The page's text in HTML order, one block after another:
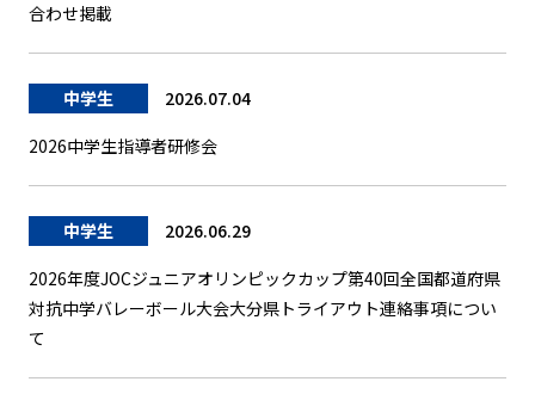
合わせ掲載
中学生 2026.07.04
2026中学生指導者研修会
中学生 2026.06.29
2026年度JOCジュニアオリンピックカップ第40回全国都道府県
対抗中学バレーボール大会大分県トライアウト連絡事項につい
て